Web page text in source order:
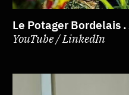
Le Potager Bordelais .
YouTube / LinkedIn